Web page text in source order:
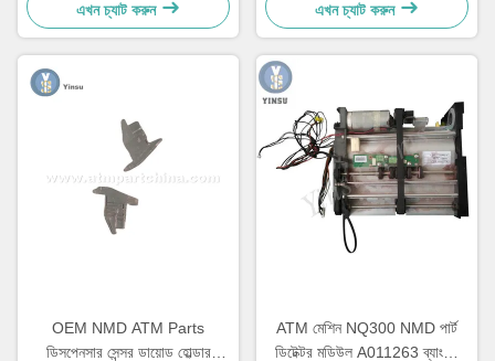
এখন চ্যাট করুন এখন চ্যাট করুন
OEM NMD ATM Parts
ডিসপেনসার সেন্সর ডায়োড হোল্ডার
ATM মেশিন NQ300 NMD পার্ট
ডিটেক্টর মডিউল A011263 ব্যাংকিং